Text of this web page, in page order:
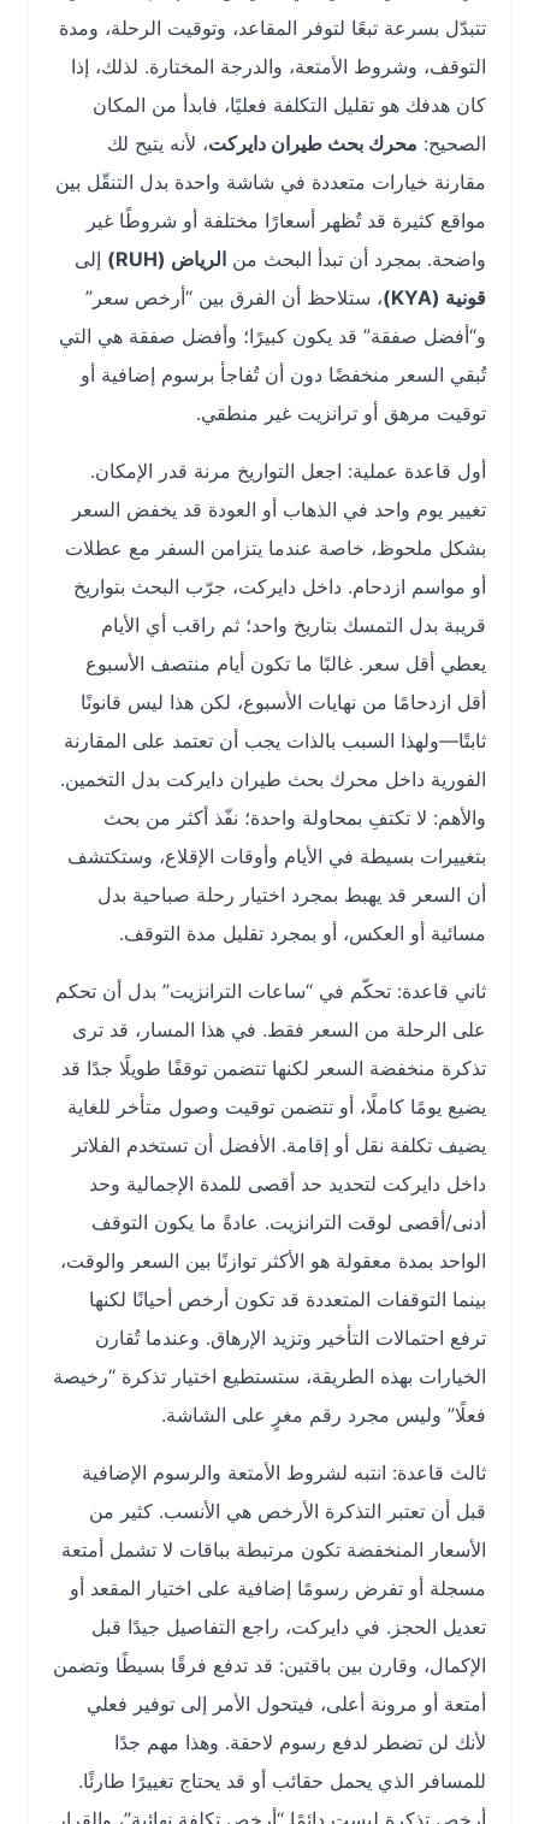
تتبدّل بسرعة تبعًا لتوفر المقاعد، وتوقيت الرحلة، ومدة
التوقف، وشروط الأمتعة، والدرجة المختارة. لذلك، إذا
كان هدفك هو تقليل التكلفة فعليًا، فابدأ من المكان
الصحيح:محرك بحث طيران دايركت، لأنه يتيح لك
مقارنة خيارات متعددة في شاشة واحدة بدل التنقّل بين
مواقع كثيرة قد تُظهر أسعارًا مختلفة أو شروطًا غير
واضحة. بمجرد أن تبدأ البحث منالرياض (RUH)
إلى
قونية (KYA)
، ستلاحظ أن الفرق بين “أرخص سعر”
و“أفضل صفقة” قد يكون كبيرًا؛ وأفضل صفقة هي التي
تُبقي السعر منخفضًا دون أن تُفاجأ برسوم إضافية أو
توقيت مرهق أو ترانزيت غير منطقي.
أول قاعدة عملية: اجعل التواريخ مرنة قدر الإمكان.
تغيير يوم واحد في الذهاب أو العودة قد يخفض السعر
بشكل ملحوظ، خاصة عندما يتزامن السفر مع عطلات
أو مواسم ازدحام. داخل دايركت، جرّب البحث بتواريخ
قريبة بدل التمسك بتاريخ واحد؛ ثم راقب أي الأيام
يعطي أقل سعر. غالبًا ما تكون أيام منتصف الأسبوع
أقل ازدحامًا من نهايات الأسبوع، لكن هذا ليس قانونًا
ثابتًا—ولهذا السبب بالذات يجب أن تعتمد على المقارنة
الفورية داخل محرك بحث طيران دايركت بدل التخمين.
والأهم: لا تكتفِ بمحاولة واحدة؛ نفّذ أكثر من بحث
بتغييرات بسيطة في الأيام وأوقات الإقلاع، وستكتشف
أن السعر قد يهبط بمجرد اختيار رحلة صباحية بدل
مسائية أو العكس، أو بمجرد تقليل مدة التوقف.
ثاني قاعدة: تحكّم في “ساعات الترانزيت” بدل أن تحكم
على الرحلة من السعر فقط. في هذا المسار، قد ترى
تذكرة منخفضة السعر لكنها تتضمن توقفًا طويلًا جدًا قد
يضيع يومًا كاملًا، أو تتضمن توقيت وصول متأخر للغاية
يضيف تكلفة نقل أو إقامة. الأفضل أن تستخدم الفلاتر
داخل دايركت لتحديد حد أقصى للمدة الإجمالية وحد
أدنى/أقصى لوقت الترانزيت. عادةً ما يكون التوقف
الواحد بمدة معقولة هو الأكثر توازنًا بين السعر والوقت،
بينما التوقفات المتعددة قد تكون أرخص أحيانًا لكنها
ترفع احتمالات التأخير وتزيد الإرهاق. وعندما تُقارن
الخيارات بهذه الطريقة، ستستطيع اختيار تذكرة “رخيصة
فعلًا” وليس مجرد رقم مغرٍ على الشاشة.
ثالث قاعدة: انتبه لشروط الأمتعة والرسوم الإضافية
قبل أن تعتبر التذكرة الأرخص هي الأنسب. كثير من
الأسعار المنخفضة تكون مرتبطة بباقات لا تشمل أمتعة
مسجلة أو تفرض رسومًا إضافية على اختيار المقعد أو
تعديل الحجز. في دايركت، راجع التفاصيل جيدًا قبل
الإكمال، وقارن بين باقتين: قد تدفع فرقًا بسيطًا وتضمن
أمتعة أو مرونة أعلى، فيتحول الأمر إلى توفير فعلي
لأنك لن تضطر لدفع رسوم لاحقة. وهذا مهم جدًا
للمسافر الذي يحمل حقائب أو قد يحتاج تغييرًا طارئًا.
أرخص تذكرة ليست دائمًا “أرخص تكلفة نهائية”، والقرار